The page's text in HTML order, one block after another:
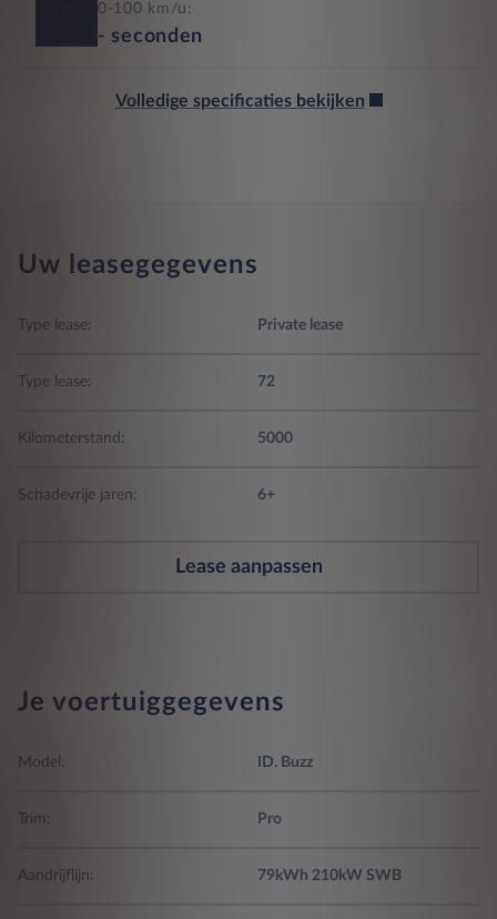
0-100 km/u:
- seconden
Volledige specificaties bekijken
Uw leasegegevens
Type lease: Private lease
Type lease: 72
Kilometerstand: 5000
Schadevrije jaren: 6+
Lease aanpassen
Je voertuiggegevens
Model: ID. Buzz
Trim: Pro
Aandrijflijn: 79kWh 210kW SWB